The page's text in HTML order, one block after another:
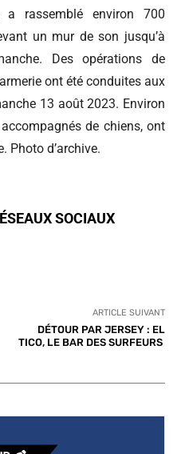
a rassemblé environ 700
un mur de son jusqu’à
Des opérations de
ont été conduites aux
13 août 2023. Environ
de chiens, ont
Photo d’archive.
SOCIAUX
ARTICLE SUIVANT
DÉTOUR PAR JERSEY : EL
TICO, LE BAR DES SURFEURS